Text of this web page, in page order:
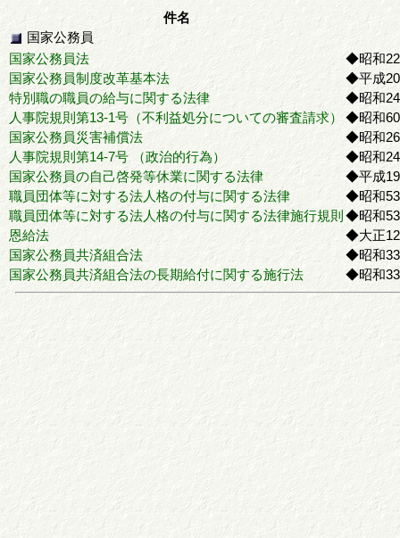
件名
国家公務員
国家公務員法
◆昭和22
国家公務員制度改革基本法
◆平成20
特別職の職員の給与に関する法律
◆昭和24
人事院規則第13-1号（不利益処分についての審査請求） ◆昭和
国家公務員災害補償法
◆昭和
人事院規則第14-7号 （政治的行為）
◆昭和24
国家公務員の自己啓発等休業に関する法律
◆平成19
職員団体等に対する法人格の付与に関する法律
◆昭和53
職員団体等に対する法人格の付与に関する法律施行規則 ◆昭和
恩給法
◆大正12
国家公務員共済組合法
◆昭和
国家公務員共済組合法の長期給付に関する施行法
◆昭和